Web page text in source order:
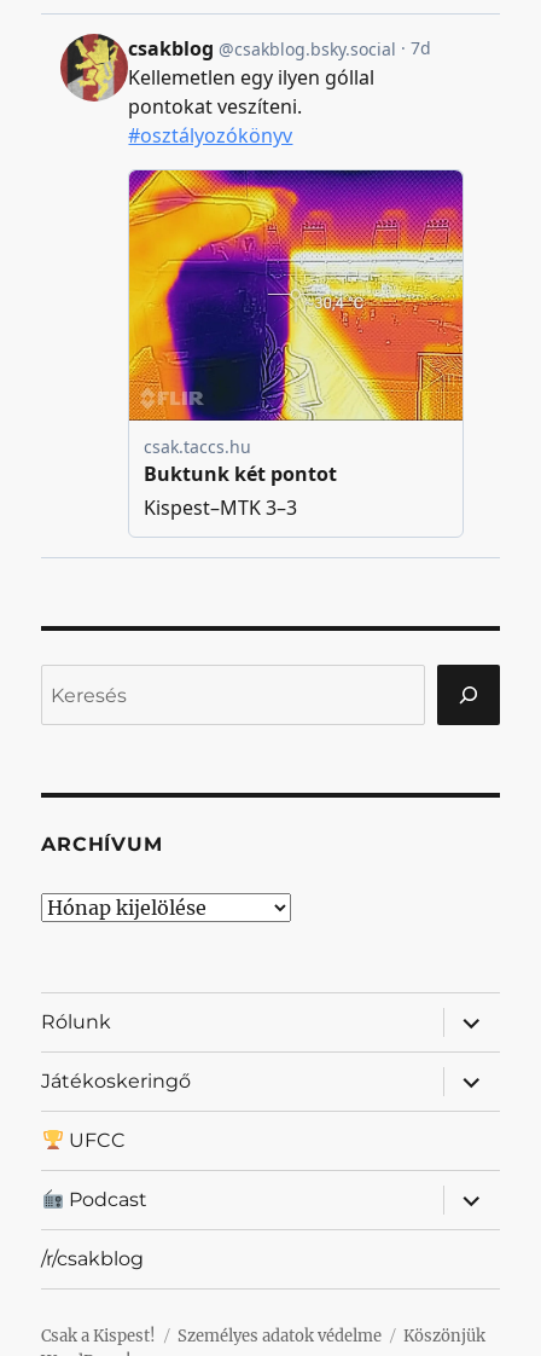
ARCHÍVUM
Archívum
Rólunk
almenü
Játékoskeringő
almenü
UFCC
Podcast
almenü
/r/csakblog
Csak a Kispest! Személyes adatok védelme
Köszönjük